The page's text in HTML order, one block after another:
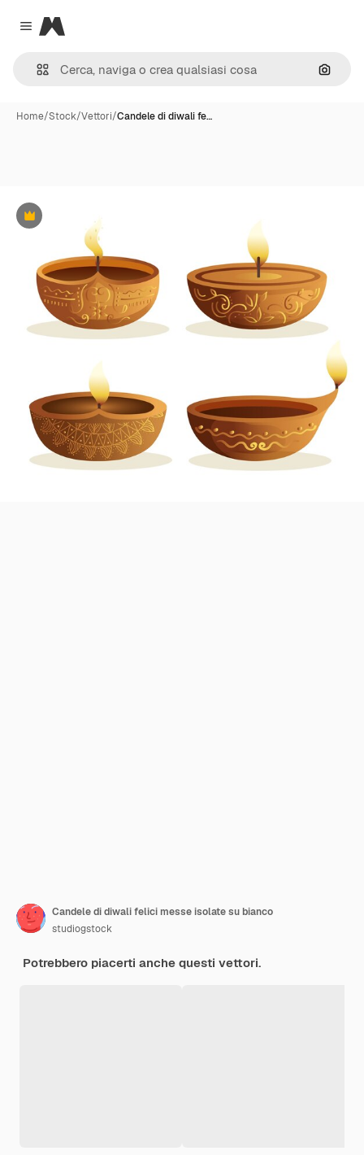
Close menu
Magnific
Cerca
Home/Stock/Vettori/Candele di diwali fe…
Premium
Candele di diwali felici messe isolate su bianco
studiogstock
Potrebbero piacerti anche questi vettori.